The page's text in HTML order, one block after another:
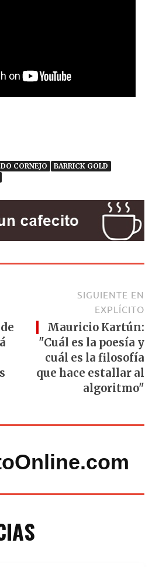
CORNEJO
BARRICK GOLD
SIGUIENTE EN
EXPLÍCITO
Mauricio Kartún:
"Cuál es la poesía y
cuál es la filosofía
que hace estallar al
algoritmo"